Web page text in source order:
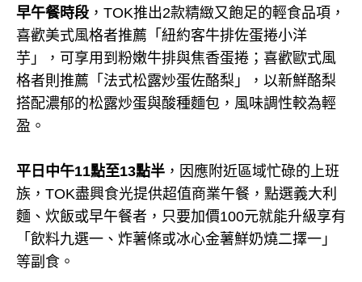
早午餐時段 ，TOK推出2款精緻又飽足的輕食品項，
喜歡美式風格者推薦「紐約客牛排佐蛋捲小洋
芋」，可享用到粉嫩牛排與焦香蛋捲；喜歡歐式風
格者則推薦「法式松露炒蛋佐酪梨」，以新鮮酪梨
搭配濃郁的松露炒蛋與酸種麵包，風味調性較為輕
盈。
平日中午11點至13點半 ，因應附近區域忙碌的上班
族，TOK盡興食光提供超值商業午餐，點選義大利
麵、炊飯或早午餐者，只要加價100元就能升級享有
「飲料九選一、炸薯條或冰心金薯鮮奶燒二擇一」
等副食。